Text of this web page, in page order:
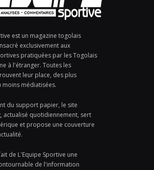
est un magazine togolais
exclusivement aux
pratiquées par les Togolais
à l'étranger. Toutes les
leur place, des plus
moins médiatisées.
du support papier, le site
actualisé quotidiennement, sert
et propose une couverture
de L'Equipe Sportive une
de l'information